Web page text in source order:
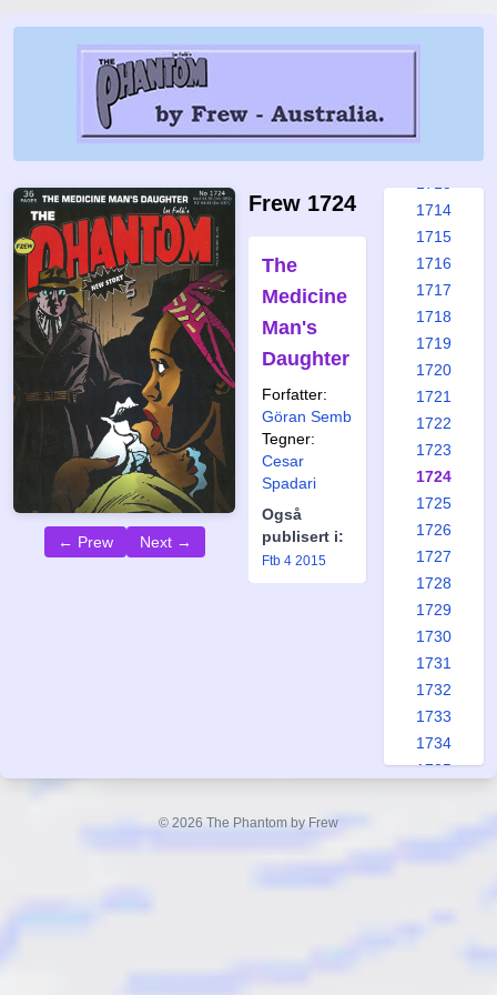
← Prew Next →
Frew 1724
The
Medicine
Man's
Daughter
Forfatter:
Göran Semb
Tegner:
Cesar
Spadari
Også
publisert i:
Ftb 4 2015
1707
1708
1714
1715
1716
1717
1718
1719
1720
1721
1722
1723
1724
1725
1726
1727
1728
1729
1730
1731
1732
1733
1734
1735
© 2026 The Phantom by Frew